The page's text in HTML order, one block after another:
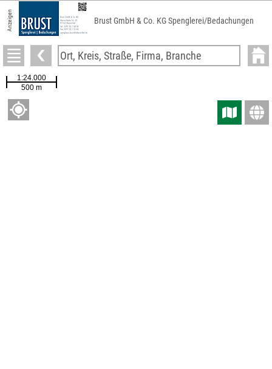
Anzeigen Brust GmbH & Co. KG Spenglerei/Bedachungen